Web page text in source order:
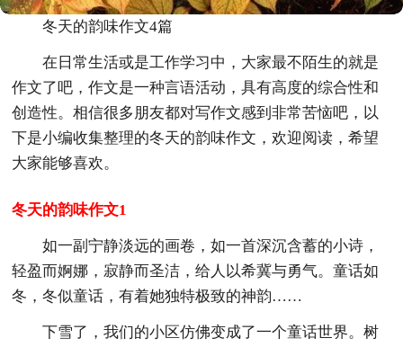
冬天的韵味作文4篇
在日常生活或是工作学习中，大家最不陌生的就是
作文了吧，作文是一种言语活动，具有高度的综合性和
创造性。相信很多朋友都对写作文感到非常苦恼吧，以
下是小编收集整理的冬天的韵味作文，欢迎阅读，希望
大家能够喜欢。
冬天的韵味作文1
如一副宁静淡远的画卷，如一首深沉含蓄的小诗，
轻盈而婀娜，寂静而圣洁，给人以希冀与勇气。童话如
冬，冬似童话，有着她独特极致的神韵……
下雪了，我们的小区仿佛变成了一个童话世界。树